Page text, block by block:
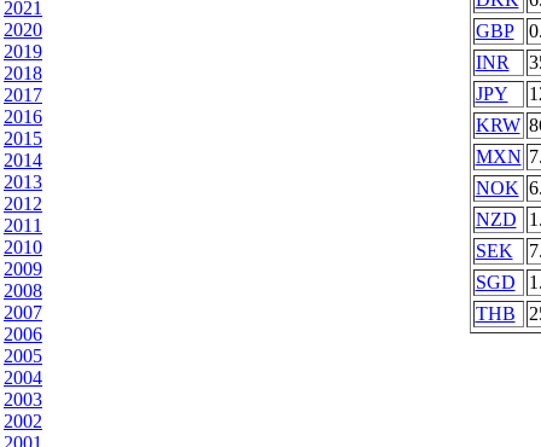
2021
2020
2019
2018
2017
2016
2015
2014
2013
2012
2011
2010
2009
2008
2007
2006
2005
2004
2003
2002
GBP
INR
JPY
KRW
MXN
NOK
NZD
SEK
SGD
THB